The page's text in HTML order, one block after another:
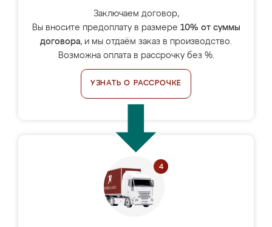
Заключаем договор,
Вы вносите предоплату в размере 10% от суммы
договора, и мы отдаём заказ в производство.
Возможна оплата в рассрочку без %.
УЗНАТЬ О РАССРОЧКЕ